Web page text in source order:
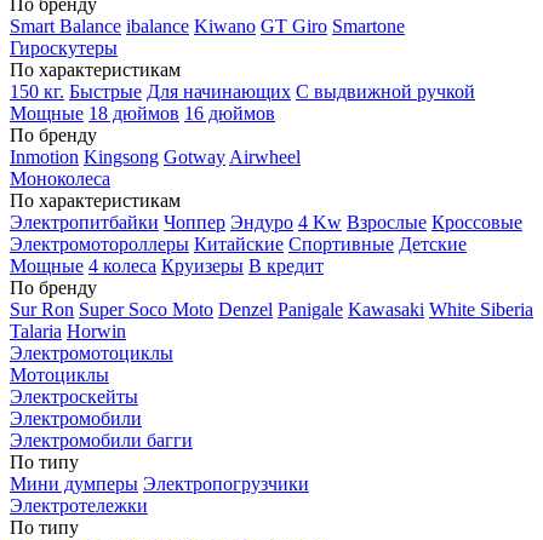
По бренду
Smart Balance ibalance Kiwano GT Giro Smartone
Гироскутеры
По характеристикам
150 кг. Быстрые Для начинающих С выдвижной ручкой
Мощные 18 дюймов 16 дюймов
По бренду
Inmotion Kingsong Gotway Airwheel
Моноколеса
По характеристикам
Электропитбайки Чоппер Эндуро 4 Kw Взрослые Кроссовые
Электромотороллеры Китайские Спортивные Детские
Мощные 4 колеса Круизеры В кредит
По бренду
Sur Ron Super Soco Moto Denzel Panigale Kawasaki White Siberia
Talaria Horwin
Электромотоциклы
Мотоциклы
Электроскейты
Электромобили
Электромобили багги
По типу
Мини думперы Электропогрузчики
Электротележки
По типу